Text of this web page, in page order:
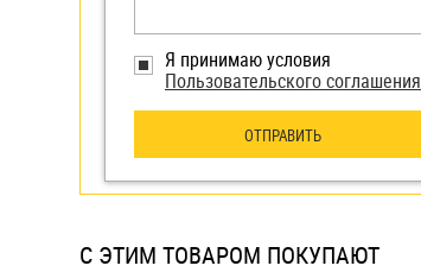
Я принимаю условия
Пользовательского соглашения
ОТПРАВИТЬ
С ЭТИМ ТОВАРОМ ПОКУПАЮТ